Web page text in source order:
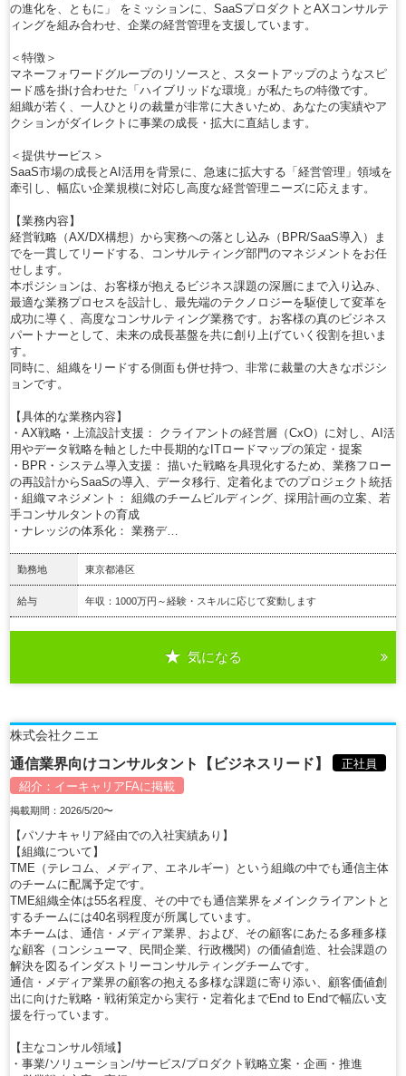
の進化を、ともに」 をミッションに、SaaSプロダクトとAXコンサルテ
ィングを組み合わせ、企業の経営管理を支援しています。
＜特徴＞
マネーフォワードグループのリソースと、スタートアップのようなスピ
ード感を掛け合わせた「ハイブリッドな環境」が私たちの特徴です。
組織が若く、一人ひとりの裁量が非常に大きいため、あなたの実績やア
クションがダイレクトに事業の成長・拡大に直結します。
＜提供サービス＞
SaaS市場の成長とAI活用を背景に、急速に拡大する「経営管理」領域を
牽引し、幅広い企業規模に対応し高度な経営管理ニーズに応えます。
【業務内容】
経営戦略（AX/DX構想）から実務への落とし込み（BPR/SaaS導入）ま
でを一貫してリードする、コンサルティング部門のマネジメントをお任
せします。
本ポジションは、お客様が抱えるビジネス課題の深層にまで入り込み、
最適な業務プロセスを設計し、最先端のテクノロジーを駆使して変革を
成功に導く、高度なコンサルティング業務です。お客様の真のビジネス
パートナーとして、未来の成長基盤を共に創り上げていく役割を担いま
す。
同時に、組織をリードする側面も併せ持つ、非常に裁量の大きなポジシ
ョンです。
【具体的な業務内容】
・AX戦略・上流設計支援： クライアントの経営層（CxO）に対し、AI活
用やデータ戦略を軸とした中長期的なITロードマップの策定・提案
・BPR・システム導入支援： 描いた戦略を具現化するため、業務フロー
の再設計からSaaSの導入、データ移行、定着化までのプロジェクト統括
・組織マネジメント： 組織のチームビルディング、採用計画の立案、若
手コンサルタントの育成
・ナレッジの体系化： 業務デ…
勤務地 東京都港区
給与 年収：1000万円～経験・スキルに応じて変動します
気になる
株式会社クニエ
通信業界向けコンサルタント【ビジネスリード】
正社員
紹介： イーキャリアFAに掲載
掲載期間：2026/5/20〜
【パソナキャリア経由での入社実績あり】
【組織について】
TME（テレコム、メディア、エネルギー）という組織の中でも通信主体
のチームに配属予定です。
TME組織全体は55名程度、その中でも通信業界をメインクライアントと
するチームには40名弱程度が所属しています。
本チームは、通信・メディア業界、および、その顧客にあたる多種多様
な顧客（コンシューマ、民間企業、行政機関）の価値創造、社会課題の
解決を図るインダストリーコンサルティングチームです。
通信・メディア業界の顧客の抱える多様な課題に寄り添い、顧客価値創
出に向けた戦略・戦術策定から実行・定着化までEnd to Endで幅広い支
援を行っています。
【主なコンサル領域】
・事業/ソリューション/サービス/プロダクト戦略立案・企画・推進